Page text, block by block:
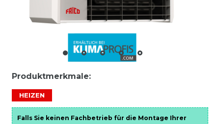
Produktmerkmale:
HEIZEN
Falls Sie keinen Fachbetrieb für die Montage Ihrer